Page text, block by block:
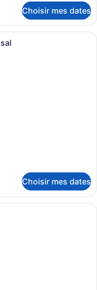
Choisir mes dates
Choisir mes dates
chambre d’hôtel moderne,